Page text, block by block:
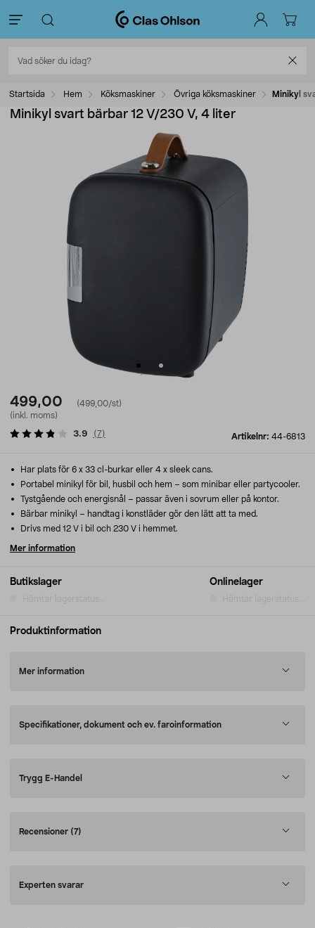
Startsida Hem Köksmaskiner Övriga köksmaskiner Minikyl
Minikyl svart bärbar 12 V/230 V, 4 liter
499,00
(499,00/st)
(inkl. moms)
Artikelnr: 44-6813
3.9 (7)
Butikslager Onlinelager
Har plats för 6 x 33 cl-burkar eller 4 x sleek cans.
Portabel minikyl för bil, husbil och hem – som minibar eller partycooler.
Tystgående och energisnål – passar även i sovrum eller på kontor.
Bärbar minikyl – handtag i konstläder gör den lätt att ta med.
Drivs med 12 V i bil och 230 V i hemmet.
Mer information
Produktinformation
Mer information
Specifikationer, dokument och ev. faroinformation
Trygg E-Handel
Recensioner (7)
Experten svarar